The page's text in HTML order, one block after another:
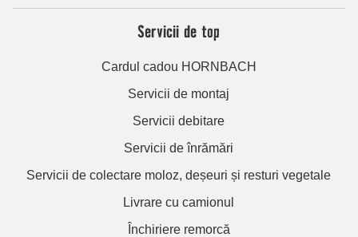
Servicii de top
Cardul cadou HORNBACH
Servicii de montaj
Servicii debitare
Servicii de înrămări
Servicii de colectare moloz, deșeuri și resturi vegetale
Livrare cu camionul
Închiriere remorcă